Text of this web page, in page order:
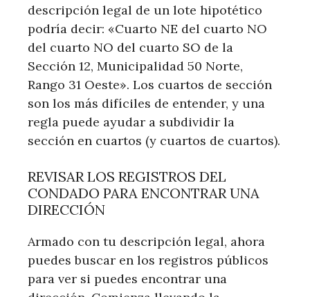
descripción legal de un lote hipotético
podría decir: «Cuarto NE del cuarto NO
del cuarto NO del cuarto SO de la
Sección 12, Municipalidad 50 Norte,
Rango 31 Oeste». Los cuartos de sección
son los más difíciles de entender, y una
regla puede ayudar a subdividir la
sección en cuartos (y cuartos de cuartos).
REVISAR LOS REGISTROS DEL
CONDADO PARA ENCONTRAR UNA
DIRECCIÓN
Armado con tu descripción legal, ahora
puedes buscar en los registros públicos
para ver si puedes encontrar una